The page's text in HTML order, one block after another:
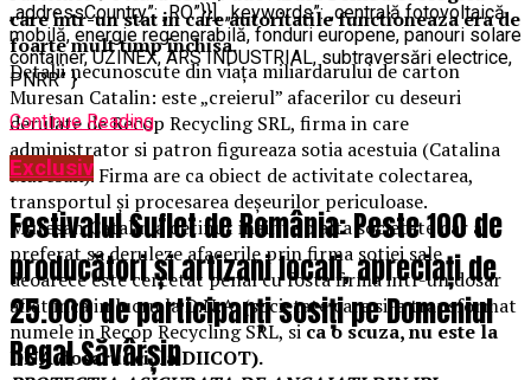
care intr-un stat in care autoritatile functioneaza era de
foarte mult timp inchisa.
Detalii necunoscute din viața miliardarului de carton
Muresan Catalin: este „creierul” afacerilor cu deseuri
derulate de Recop Recycling SRL, firma in care
administrator si patron figureaza sotia acestuia (Catalina
Muresan). Firma are ca obiect de activitate colectarea,
transportul și procesarea deșeurilor periculoase.
Muresan Catalin a detinut inainte o alta societate dar a
preferat sa deruleze afacerile prin firma sotiei sale
deoarece este cercetat penal cu fosta firma intr-un dosar
aflat inca in lucru la D.N.A. (societate care si-a transformat
numele in Recop Recycling SRL, sica o scuza, nu este la
DNA dosarul ci, la DIICOT).
„addressCountry”: „RO”}}], „keywords”: „centrală fotovoltaică
mobilă, energie regenerabilă, fonduri europene, panouri solare
container, UZINEX, ARS INDUSTRIAL, subtraversări electrice,
PNRR” }
Continue Reading
Exclusiv
Festivalul Suflet de România: Peste 100 de
producători și artizani locali, apreciați de
25.000 de participanți sosiți pe Domeniul
Regal Săvârșin